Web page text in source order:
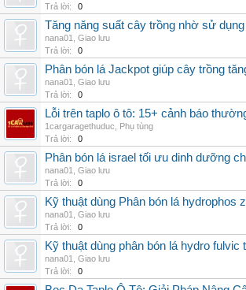
Trả lời:
0
Tăng năng suất cây trồng nhờ sử
nana01
Giao lưu
Trả lời:
0
Phân bón lá Jackpot giúp cây trồng
nana01
Giao lưu
Trả lời:
0
Lỗi trên taplo ô tô: 15+ cảnh báo
1cargaragethuduc
Phụ tùng
Trả lời:
0
Phân bón lá israel tối ưu dinh dưỡng
nana01
Giao lưu
Trả lời:
0
Kỹ thuật dùng Phân bón lá hydrophos
nana01
Giao lưu
Trả lời:
0
Kỹ thuật dùng phân bón lá hydro fulvic
nana01
Giao lưu
Trả lời:
0